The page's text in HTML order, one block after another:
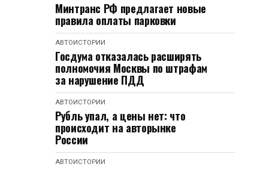
Минтранс РФ предлагает новые
правила оплаты парковки
АВТОИСТОРИИ
Госдума отказалась расширять
полномочия Москвы по штрафам
за нарушение ПДД
АВТОИСТОРИИ
Рубль упал, а цены нет: что
происходит на авторынке
России
АВТОИСТОРИИ